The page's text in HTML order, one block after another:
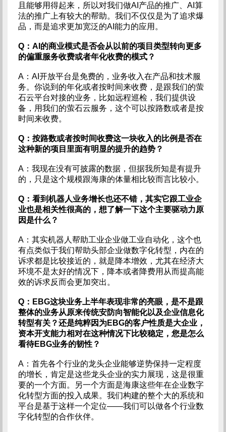
且能够用得起来，所以对我们做AI产品的推广、AI算
法的推广上有较大的帮助。我们不仅仅是为了追求爆
品，而是追求更加宽泛的AI能力的应用。
Q：AI的商业模式是否会从以前的项目类型转向更多
的偏重服务收费或者年化收费的模式？
A：AI开放平台是免费的，业务收入在产品和技术服
务。你说到的年化或者按时间来收费，是跟我们的萤
石云平台对接的业务，比如远程巡检，我们提供设
备，用我们的萤石云服务，这个可以按路数或者是按
时间来收费。
Q：按路数或者按时间收费这一块收入的比例是否在
这种新的项目里面有明显的提升的趋势？
A：我现在没有可披露的数据，但据我所知是有提升
的，只是这个规模跟海康的体量相比较而言比较小。
Q：看到机器人业务增长也还不错，其实它跟工业企
业也是相关性很高的，想了解一下这个主要驱动力原
因是什么？
A：其实机器人帮助工业企业做工业自动化，这个也
有点类似于我们帮助头部企业做数字化转型，内在的
诉求都是比较接近的，就是降本增效，尤其在经济大
环境不是太好的情况下，降本或者降费用从而提高能
效的诉求反而会更加突出。
Q：EBG这块业务上半年表现非常的亮眼，是不是跟
整体的业务从原来传统安防向智能化以及企业信息化
转型有关？还是纯粹因为EBG的客户性质是大企业，
资本开支能力相对在这种情况下比较稳定，您是怎么
看待EBG业务的韧性？
A：首先各个行业的龙头企业能够逆势保持一定程度
的增长，肯定是这些龙头企业的实力展现，这是很重
要的一个方面。另一个方面是海康这些年在企业数字
化转型方面的投入成果。我们构建的整个大的系统和
平台是基于这样一个定位——我们可以做各个行业数
字化转型的合作伙伴。